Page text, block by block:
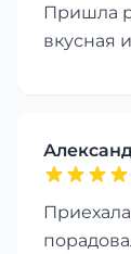
Пришла
вкусная